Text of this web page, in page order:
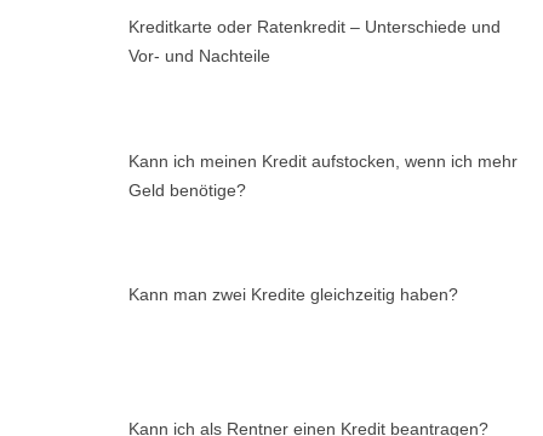
Kreditkarte oder Ratenkredit – Unterschiede und
Vor- und Nachteile
Kann ich meinen Kredit aufstocken, wenn ich mehr
Geld benötige?
Kann man zwei Kredite gleichzeitig haben?
Kann ich als Rentner einen Kredit beantragen?